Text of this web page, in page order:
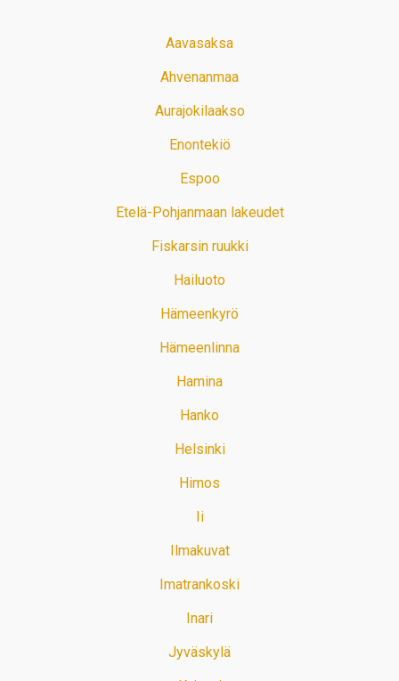
Aavasaksa
Ahvenanmaa
Aurajokilaakso
Enontekiö
Espoo
Etelä-Pohjanmaan lakeudet
Fiskarsin ruukki
Hailuoto
Hämeenkyrö
Hämeenlinna
Hamina
Hanko
Helsinki
Himos
Ii
Ilmakuvat
Imatrankoski
Inari
Jyväskylä